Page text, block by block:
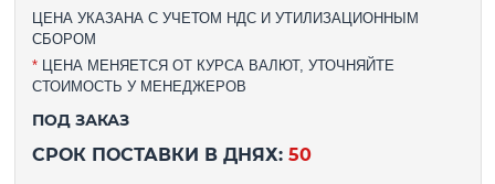
ЦЕНА УКАЗАНА С УЧЕТОМ НДС И УТИЛИЗАЦИОННЫМ
СБОРОМ
*ЦЕНА МЕНЯЕТСЯ ОТ КУРСА ВАЛЮТ, УТОЧНЯЙТЕ
СТОИМОСТЬ У МЕНЕДЖЕРОВ
ПОД ЗАКАЗ
СРОК ПОСТАВКИ В ДНЯХ: 50